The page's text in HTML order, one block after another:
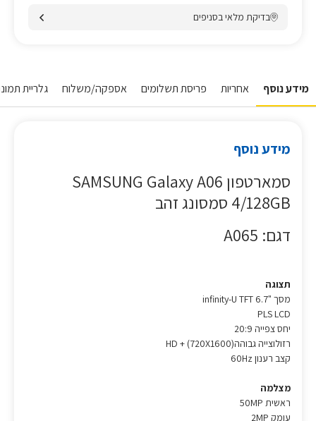
בדיקת מלאי בסניפים
מידע נוסף אחריות פריסת תשלומים אספקה/משלוח גלריית
מידע נוסף
סמארטפון SAMSUNG Galaxy A06
4/128GB סמסונג זהב
דגם: A065
תצוגה
מסך "6.7 infinity-U TFT
PLS LCD
יחס צפייה 20:9
רזולוצייה גבוההHD + (720X1600)
קצב רענון 60Hz
מצלמה
ראשית 50MP
עומק 2MP